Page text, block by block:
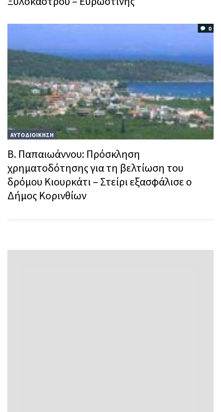
0
ΑΥΤΟΔΙΟΙΚΗΣΗ
Β. Παπαιωάννου: Πρόσκληση
χρηματοδότησης για τη βελτίωση του
δρόμου Κιουρκάτι – Στείρι εξασφάλισε ο
Δήμος Κορινθίων